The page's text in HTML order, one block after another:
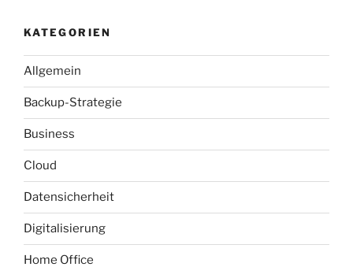
KATEGORIEN
Allgemein
Backup-Strategie
Business
Cloud
Datensicherheit
Digitalisierung
Home Office